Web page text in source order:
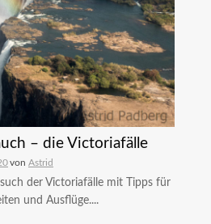
– die Victoriafälle
von Astrid
der Victoriafälle mit Tipps für
und Ausflüge....